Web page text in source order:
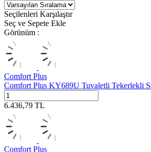
Seçilenleri Karşılaştır
Seç ve Sepete Ekle
Görünüm :
Comfort Plus
Comfort Plus KY689U Tuvaletli Tekerlekli
6.436,79 TL
Comfort Plus